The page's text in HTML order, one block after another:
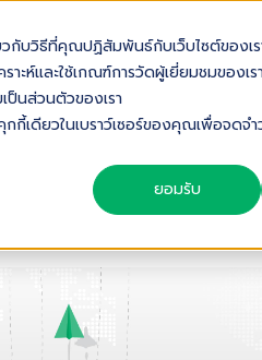
กับวิธีที่คุณปฏิสัมพันธ์กับเว็บไซต์ของเร
ะห์และใช้เกณฑ์การวัดผู้เยี่ยมชมของเ
ป็นส่วนตัวของเรา
เดียวในเบราว์เซอร์ของคุณเพื่อจดจำ
ยอมรับ
SOLUTIONS INDUSTRIES